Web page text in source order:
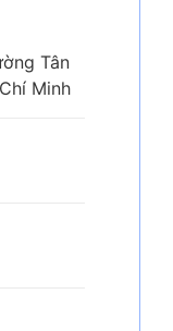
Tân
Minh